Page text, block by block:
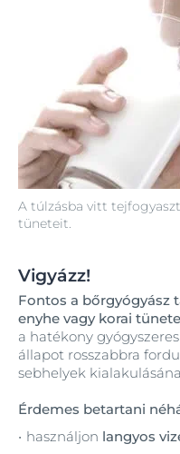
A túlzásba vitt
tüneteit.
Vigyázz!
Fontos a bőrgyógyász
enyhe vagy korai
a hatékony
állapot rosszabbra
sebhelyek
Érdemes betartani
használjon langyos